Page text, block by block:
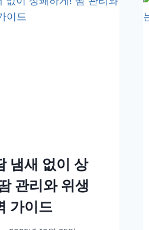
냄새 없이 상
관리와 위생
가이드